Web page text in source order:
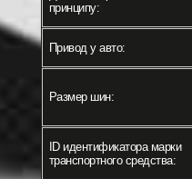
принципу:
Привод у авто:
Размер шин:
ID идентификатора марки
транспортного средства: